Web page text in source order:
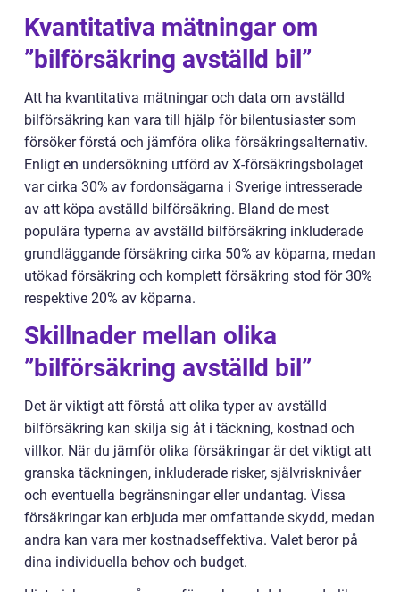
Kvantitativa mätningar om
”bilförsäkring avställd bil”
Att ha kvantitativa mätningar och data om avställd
bilförsäkring kan vara till hjälp för bilentusiaster som
försöker förstå och jämföra olika försäkringsalternativ.
Enligt en undersökning utförd av X-försäkringsbolaget
var cirka 30% av fordonsägarna i Sverige intresserade
av att köpa avställd bilförsäkring. Bland de mest
populära typerna av avställd bilförsäkring inkluderade
grundläggande försäkring cirka 50% av köparna, medan
utökad försäkring och komplett försäkring stod för 30%
respektive 20% av köparna.
Skillnader mellan olika
”bilförsäkring avställd bil”
Det är viktigt att förstå att olika typer av avställd
bilförsäkring kan skilja sig åt i täckning, kostnad och
villkor. När du jämför olika försäkringar är det viktigt att
granska täckningen, inkluderade risker, självrisknivåer
och eventuella begränsningar eller undantag. Vissa
försäkringar kan erbjuda mer omfattande skydd, medan
andra kan vara mer kostnadseffektiva. Valet beror på
dina individuella behov och budget.